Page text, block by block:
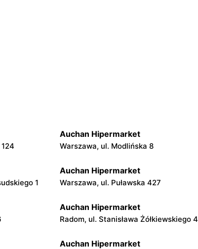
Auchan Hipermarket
Warszawa, ul. Modlińska 8
1
Auchan Hipermarket
Warszawa, ul. Puławska 427
Auchan Hipermarket
Radom, ul. Stanisława Żółkiewskiego 4
Auchan Hipermarket